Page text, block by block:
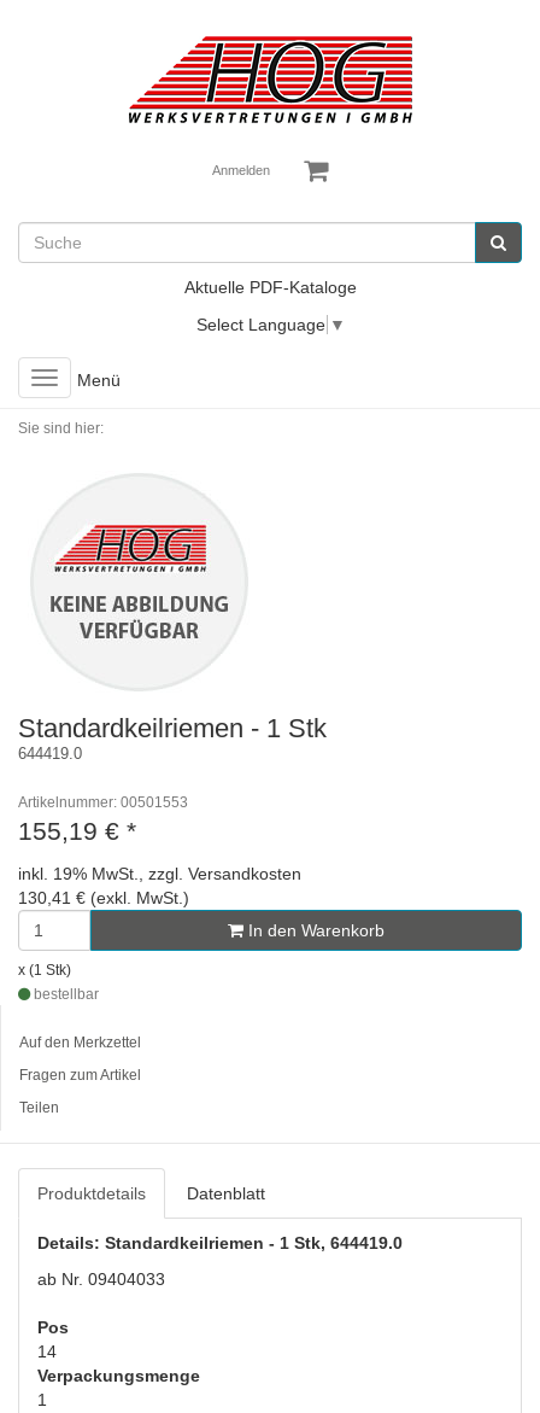
Anmelden
Aktuelle PDF-Kataloge
Select Language ▼
Toggle
navigation
Menü
Sie sind hier:
Standardkeilriemen - 1 Stk
644419.0
Artikelnummer: 00501553
155,19 € *
inkl. 19% MwSt., zzgl. Versandkosten
130,41 € (exkl. MwSt.)
In den Warenkorb
x (1 Stk)
bestellbar
Auf den Merkzettel
Fragen zum Artikel
Teilen
Produktdetails Datenblatt
Details: Standardkeilriemen - 1 Stk, 644419.0
ab Nr. 09404033
Pos
14
Verpackungsmenge
1